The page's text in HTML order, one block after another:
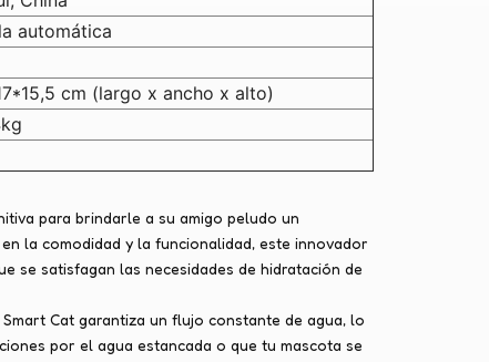
automática
cm (largo x ancho x alto)
para brindarle a su amigo peludo un
la comodidad y la funcionalidad, este innovador
se satisfagan las necesidades de hidratación de
Cat garantiza un flujo constante de agua, lo
por el agua estancada o que tu mascota se